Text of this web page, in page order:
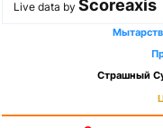
Live data by Scoreaxis
Страшный